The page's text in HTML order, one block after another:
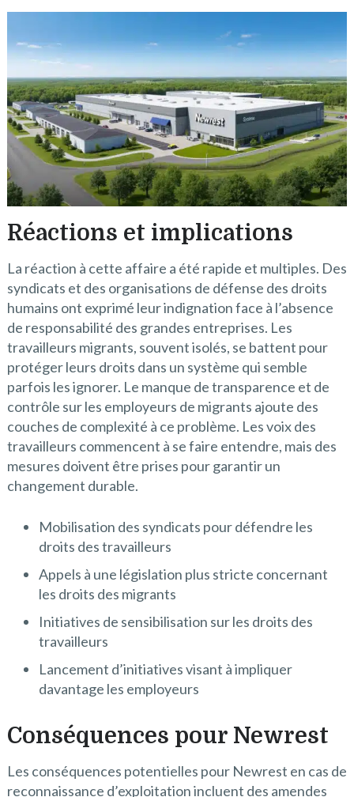
Réactions et implications
La réaction à cette affaire a été rapide et multiples. Des
syndicats et des organisations de défense des droits
humains ont exprimé leur indignation face à l’absence
de responsabilité des grandes entreprises. Les
travailleurs migrants, souvent isolés, se battent pour
protéger leurs droits dans un système qui semble
parfois les ignorer. Le manque de transparence et de
contrôle sur les employeurs de migrants ajoute des
couches de complexité à ce problème. Les voix des
travailleurs commencent à se faire entendre, mais des
mesures doivent être prises pour garantir un
changement durable.
Mobilisation des syndicats pour défendre les
droits des travailleurs
Appels à une législation plus stricte concernant
les droits des migrants
Initiatives de sensibilisation sur les droits des
travailleurs
Lancement d’initiatives visant à impliquer
davantage les employeurs
Conséquences pour Newrest
Les conséquences potentielles pour Newrest en cas de
reconnaissance d’exploitation incluent des amendes